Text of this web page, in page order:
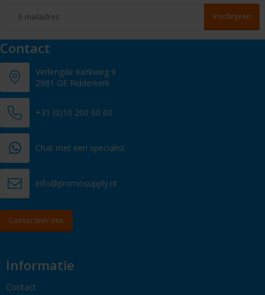
Contact
Verlengde Kerkweg 9
2981 GE Ridderkerk
+31 (0)10 200 60 60
Chat met een specialist
info@promosupply.nl
Contacteer ons
Informatie
Contact